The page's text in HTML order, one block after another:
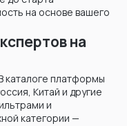
на основе вашего
на
каталоге платформы
Китай и другие
и
категории —